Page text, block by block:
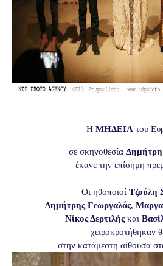
Η ΜΗΔΕΙΑ του
σε σκηνοθεσία
έκανε την επίσημη
Οι ηθοποιοί Τζούλη
Δημήτρης Γεωργαλάς,
Νίκος Δερτιλήςκαι
χειροκροτήθηκαν
στην κατάμεστη αίθουσα